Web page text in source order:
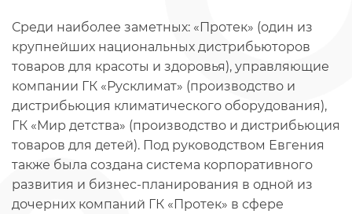
Среди наиболее заметных: «Протек» (один из
крупнейших национальных дистрибьюторов
товаров для красоты и здоровья), управляющие
компании ГК «Русклимат» (производство и
дистрибьюция климатического оборудования),
ГК «Мир детства» (производство и дистрибьюция
товаров для детей). Под руководством Евгения
также была создана система корпоративного
развития и бизнес-планирования в одной из
дочерних компаний ГК «Протек» в сфере